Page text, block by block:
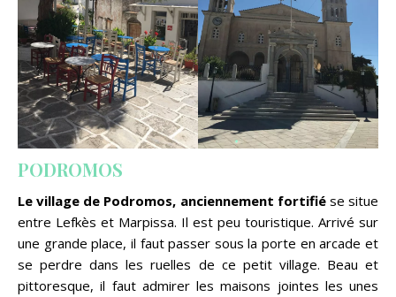
PODROMOS
Le village de Podromos, anciennement fortifiése situe
entre Lefkès et Marpissa. Il est peu touristique. Arrivé sur
une grande place, il faut passer sous la porte en arcade et
se perdre dans les ruelles de ce petit village. Beau et
pittoresque, il faut admirer les maisons jointes les unes